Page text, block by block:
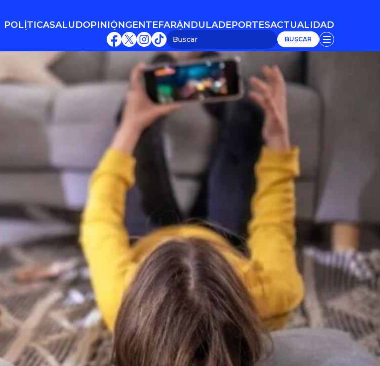
POLÍTICASALUDOPINIÓN
OPINIÓN
GENTE
GENTE
FARÁNDULA
FARÁNDULA
DEPORTESACTUALIDAD
ACTUALIDAD